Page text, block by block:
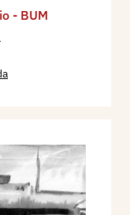
- BUM